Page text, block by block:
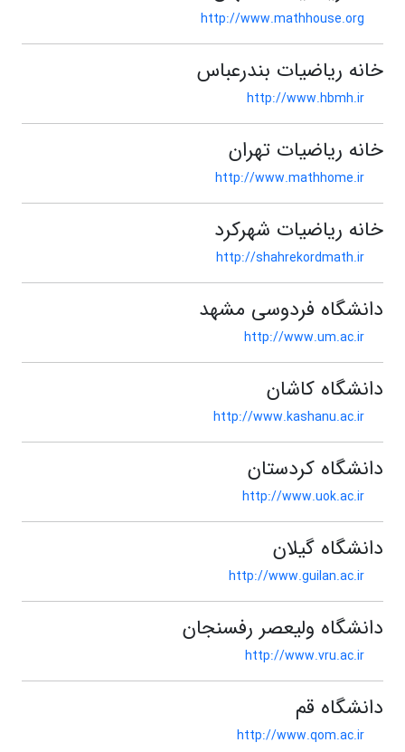
http://www.mathhouse.org
خانه ریاضیات بندرعباس
http://www.hbmh.ir
خانه ریاضیات تهران
http://www.mathhome.ir
خانه ریاضیات شهرکرد
http://shahrekordmath.ir
دانشگاه فردوسی مشهد
http://www.um.ac.ir
دانشگاه کاشان
http://www.kashanu.ac.ir
دانشگاه کردستان
http://www.uok.ac.ir
دانشگاه گیلان
http://www.guilan.ac.ir
دانشگاه ولیعصر رفسنجان
http://www.vru.ac.ir
دانشگاه قم
http://www.qom.ac.ir